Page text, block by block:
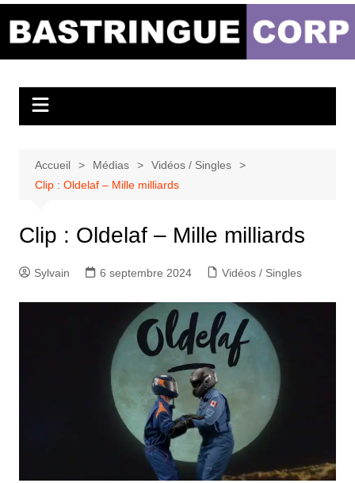
Bastringue Corp –
Musicales
Accueil Médias
Vidéos / Singles
Clip : Oldelaf – Mille milliards
Clip : Oldelaf – Mille milliards
Sylvain 6 septembre 2024 Vidéos / Singles